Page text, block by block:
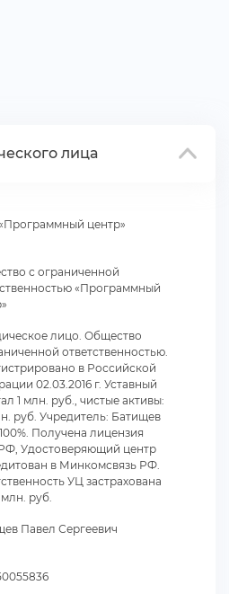
лица
центр»
с ограниченной
«Программный
лицо. Общество
ответственностью.
в Российской
02.03.2016 г. Уставный
1 млн. руб., чистые активы:
руб. Учредитель: Батище
Получена лицензия
Удостоверяющий центр
в Минкомсвязь РФ.
УЦ застрахована
руб.
Павел Сергеевич